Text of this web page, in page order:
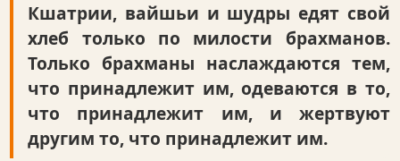
Кшатрии, вайшьи и шудры едят свой
хлеб только по милости брахманов.
Только брахманы наслаждаются тем,
что принадлежит им, одеваются в то,
что принадлежит им, и жертвуют
другим то, что принадлежит им.